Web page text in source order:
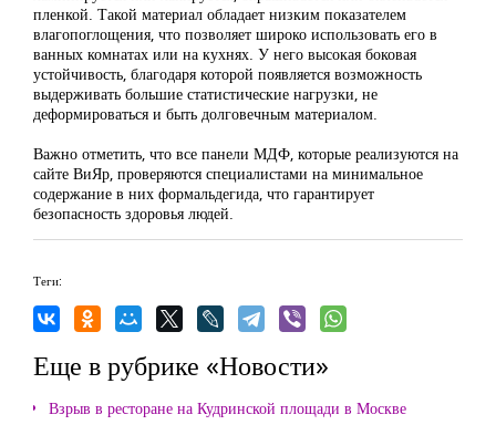
пленкой. Такой материал обладает низким показателем
влагопоглощения, что позволяет широко использовать его в
ванных комнатах или на кухнях. У него высокая боковая
устойчивость, благодаря которой появляется возможность
выдерживать большие статистические нагрузки, не
деформироваться и быть долговечным материалом.
Важно отметить, что все панели МДФ, которые реализуются на
сайте ВиЯр, проверяются специалистами на минимальное
содержание в них формальдегида, что гарантирует
безопасность здоровья людей.
Теги:
Еще в рубрике «Новости»
Взрыв в ресторане на Кудринской площади в Москве